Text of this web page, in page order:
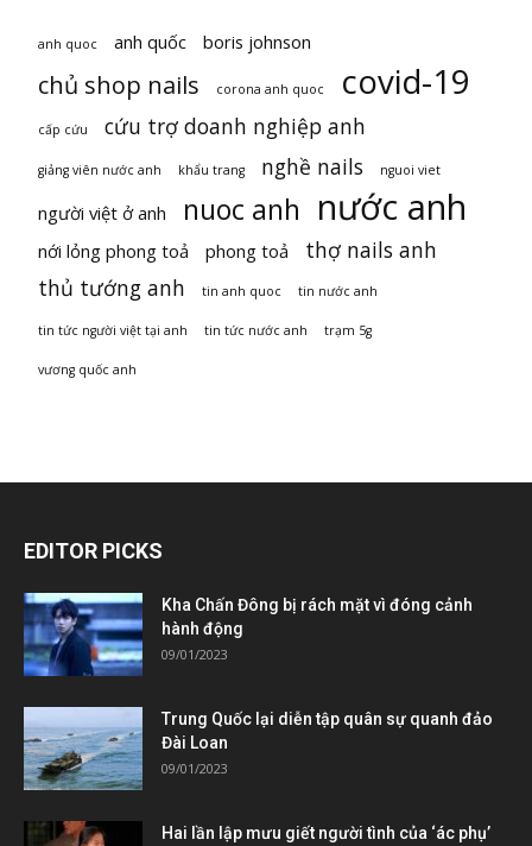
anh quoc anh quốc boris johnson
chủ shop nails corona anh quoc covid-19
cấp cứu cứu trợ doanh nghiệp anh
giảng viên nước anh khẩu trang nghề nails nguoi viet
người việt ở anh nuoc anh nước anh
nới lỏng phong toả phong toả
thợ nails anh
thủ tướng anh
tin anh quoc tin nước anh
tin tức người việt tại anh tin tức nước anh trạm 5g
vương quốc anh
EDITOR PICKS
Kha Chấn Đông bị rách mặt vì đóng cảnh
hành động
09/01/2023
Trung Quốc lại diễn tập quân sự quanh đảo
Đài Loan
09/01/2023
Hai lần lập mưu giết người tình của ‘ác phụ’